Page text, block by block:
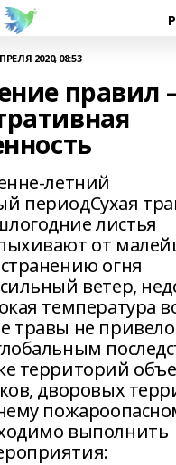
2020, 08:53
правил
летний
периодСухая
листья
от
огня
ветер,
температура
травы не
территорий
дворовых
выполнить